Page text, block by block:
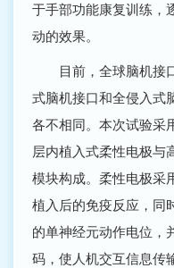
于手部功能康复训练，
动的效果。
目前，全球脑机接口
式脑机接口和全侵入式
各不相同。本次试验采
层内植入式柔性电极与
模块构成。柔性电极采
植入后的免疫反应，同
的单神经元动作电位，
码，使人机交互信息传